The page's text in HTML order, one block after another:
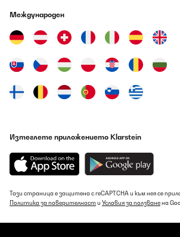
Международен
Изтеглете приложението Klarstein
Тази страница е защитена с reCAPTCHA и към нея се
Политика за поверителност и Условия за ползванена